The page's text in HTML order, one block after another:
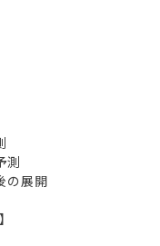
測
展開